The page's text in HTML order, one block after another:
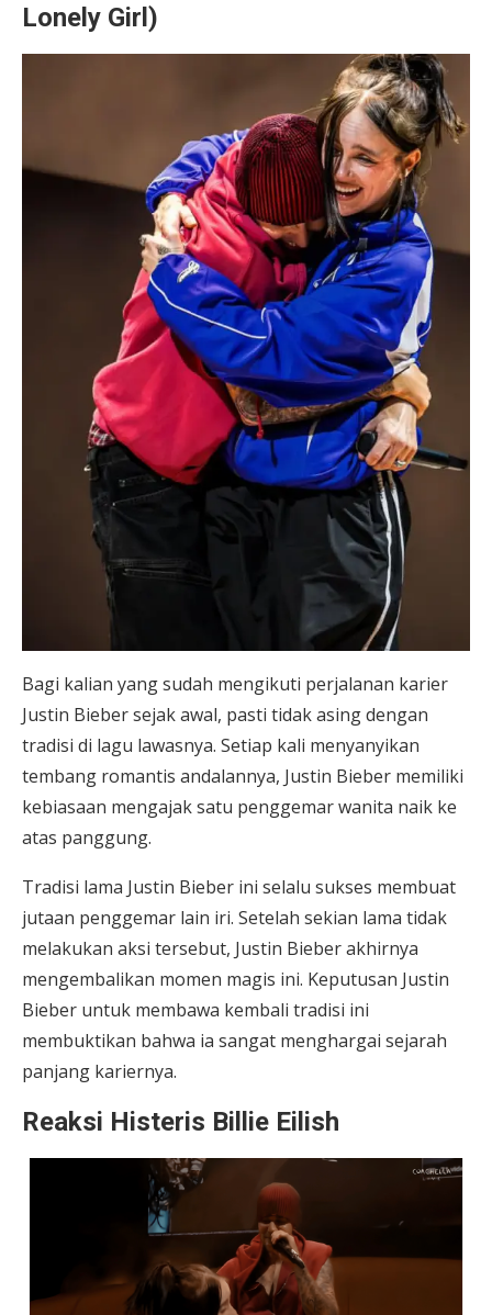
Lonely Girl)
Bagi kalian yang sudah mengikuti perjalanan karier
Justin Bieber sejak awal, pasti tidak asing dengan
tradisi di lagu lawasnya. Setiap kali menyanyikan
tembang romantis andalannya, Justin Bieber memiliki
kebiasaan mengajak satu penggemar wanita naik ke
atas panggung.
Tradisi lama Justin Bieber ini selalu sukses membuat
jutaan penggemar lain iri. Setelah sekian lama tidak
melakukan aksi tersebut, Justin Bieber akhirnya
mengembalikan momen magis ini. Keputusan Justin
Bieber untuk membawa kembali tradisi ini
membuktikan bahwa ia sangat menghargai sejarah
panjang kariernya.
Reaksi Histeris Billie Eilish